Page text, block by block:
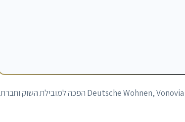
על ידי השתלטות על מתחרים כמו Viterra, Gagfah ולאחרונה Deutsche Wohnen, Vonovia הפכה למובילת השוק וחברת